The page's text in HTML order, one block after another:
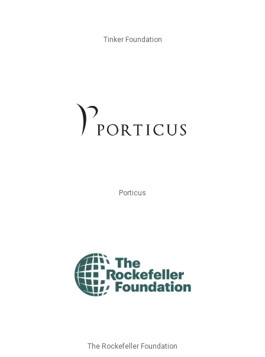
Tinker Foundation
Porticus
The Rockefeller Foundation